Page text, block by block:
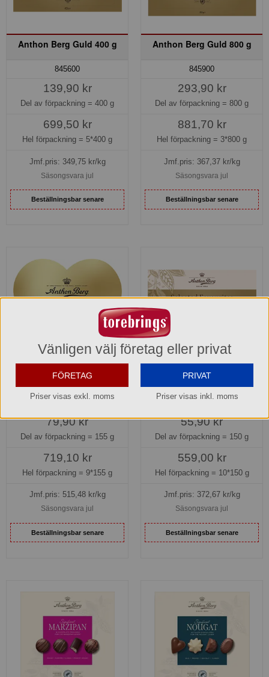
Anthon Berg Guld 400 g
845600
139,90 kr
Del av förpackning = 400 g
699,50 kr
Hel förpackning = 5*400 g
Jmf.pris: 349,75kr/kg
Säsongsvara jul
Beställningsbar senare
Anthon Berg Guld 800 g
845900
293,90 kr
Del av förpackning = 800 g
881,70 kr
Hel förpackning = 3*800 g
Jmf.pris: 367,37kr/kg
Säsongsvara jul
Beställningsbar senare
Anthon Berg Hjärtformad
Guldask
79,90 kr
Del av förpackning = 155 g
719,10 kr
Hel förpackning = 9*155 g
Jmf.pris: 515,48kr/kg
Säsongsvara jul
Beställningsbar senare
Anthon Berg Selected
Favourites
55,90 kr
Del av förpackning = 150 g
559,00 kr
Hel förpackning = 10*150 g
Jmf.pris: 372,67kr/kg
Säsongsvara jul
Beställningsbar senare
Vänligen välj företag eller privat
FÖRETAG
Priser visas exkl. moms
PRIVAT
Priser visas inkl. moms